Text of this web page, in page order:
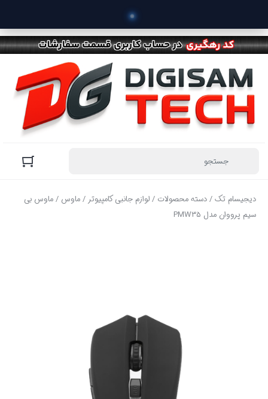
دیجیسام تک/دسته محصولات /لوازم جانبی کامپیوتر/ماوس / ماوس بی
سیم پرووان مدل PMW35
خرید محص